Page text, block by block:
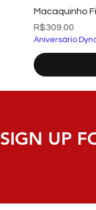
Macaquinho
Price
R$309.00
Aniversário
SIGN UP